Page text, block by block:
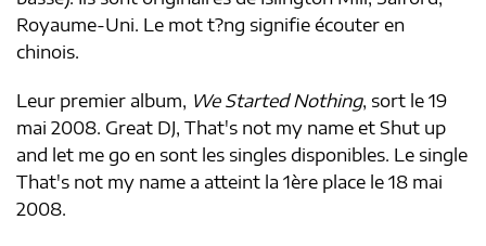
Royaume-Uni. Le mot t?ng signifie écouter en
chinois.
Leur premier album, We Started Nothing, sort le 19
mai 2008. Great DJ, That's not my name et Shut up
and let me go en sont les singles disponibles. Le single
That's not my name a atteint la 1ère place le 18 mai
2008.